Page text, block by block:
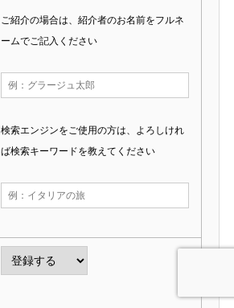
ご紹介の場合は、紹介者のお名前をフルネ
ームでご記入ください
検索エンジンをご使用の方は、よろしけれ
ば検索キーワードを教えてください